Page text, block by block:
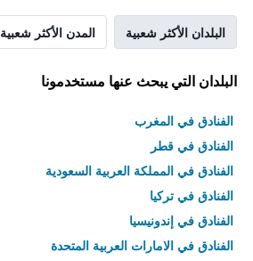
البلدان الأكثر شعبية المدن الأكثر شعبية
البلدان التي يبحث عنها مستخدمونا
الفنادق في المغرب
الفنادق في قطر
الفنادق في المملكة العربية السعودية
الفنادق في تركيا
الفنادق في إندونيسيا
الفنادق في الامارات العربية المتحدة